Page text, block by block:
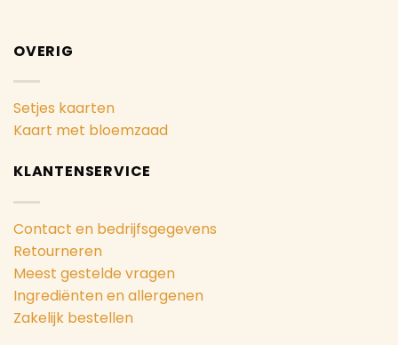
OVERIG
Setjes kaarten
Kaart met bloemzaad
KLANTENSERVICE
Contact en bedrijfsgegevens
Retourneren
Meest gestelde vragen
Ingrediënten en allergenen
Zakelijk bestellen